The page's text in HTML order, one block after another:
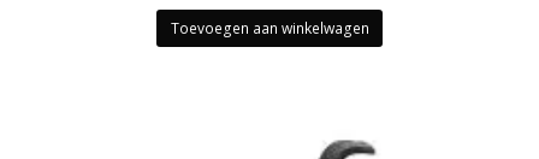
Toevoegen aan winkelwagen